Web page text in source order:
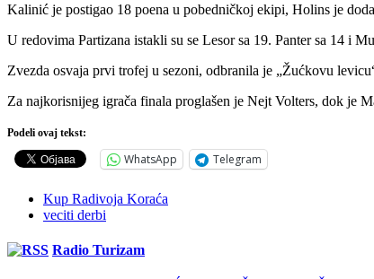
Kalinić je postigao 18 poena u pobedničkoj ekipi, Holins je
U redovima Partizana istakli su se Lesor sa 19. Panter sa 14 i
Zvezda osvaja prvi trofej u sezoni, odbranila je „Žućkovu
Za najkorisnijeg igrača finala proglašen je Nejt Volters, dok je
Podeli ovaj tekst:
WhatsApp Telegram
Kup Radivoja Koraća
veciti derbi
Radio Turizam